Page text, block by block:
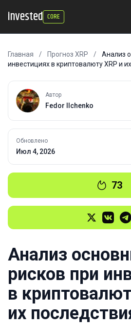
invested CORE
Главная / Прогноз XRP /
Анализ
инвестициях в криптовалюту XRP и
Автор
Fedor Ilchenko
Обновлено
Июл 4, 2026
73
Анализ
рисков при
в
их